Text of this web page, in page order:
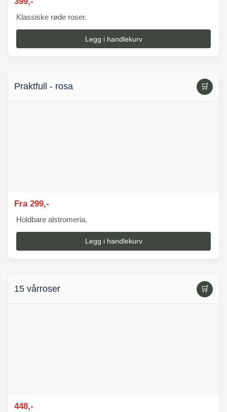
Klassiske røde roser.
Legg i handlekurv
Praktfull - rosa 🛒
Fra 299,-
Holdbare alstromeria.
Legg i handlekurv
15 vårroser 🛒
448,-